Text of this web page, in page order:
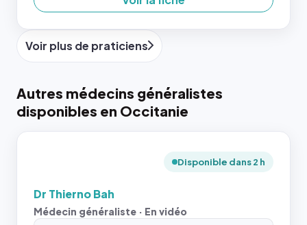
Voir plus de praticiens
Autres médecins généralistes
disponibles en Occitanie
Disponible dans 2 h
Dr Thierno Bah
Médecin généraliste · En vidéo